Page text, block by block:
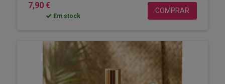
7,90 €
Em stock
COMPRAR